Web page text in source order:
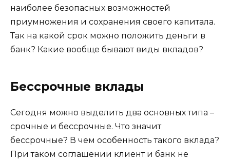
наиболее безопасных возможностей
приумножения и сохранения своего капитала.
Так на какой срок можно положить деньги в
банк? Какие вообще бывают виды вкладов?
Бессрочные вклады
Сегодня можно выделить два основных типа –
срочные и бессрочные. Что значит
бессрочные? В чем особенность такого вклада?
При таком соглашении клиент и банк не